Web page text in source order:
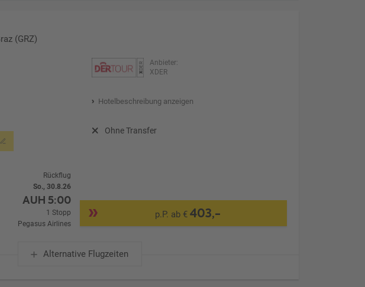
(GRZ)
Anbieter:
XDER
Hotelbeschreibung anzeigen
Ohne Transfer
Rückflug
So., 30.8.26
AUH5:00
1 Stopp
Pegasus Airlines
p.P. ab € 403,-
Alternative Flugzeiten